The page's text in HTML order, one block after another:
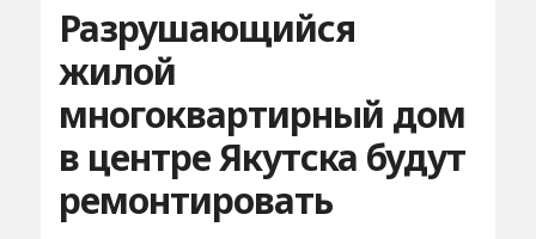
Разрушающийся
жилой
многоквартирный дом
в центре Якутска будут
ремонтировать